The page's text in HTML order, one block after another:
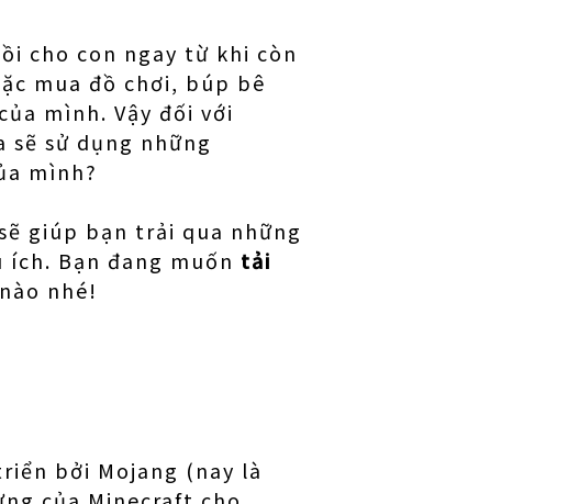
cho con ngay từ khi còn
mua đồ chơi, búp bê
mình. Vậy đối với
sử dụng những
mình?
giúp bạn trải qua những
Bạn đang muốn tải
nhé!
bởi Mojang (nay là